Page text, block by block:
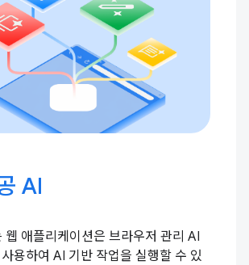
AI
웹 애플리케이션은 브라우저 관리 AI
용하여 AI 기반 작업을 실행할 수 있